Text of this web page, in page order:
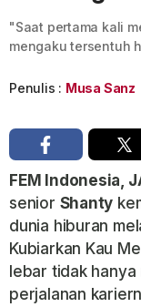
"Saat pertama kali
mengaku tersentuh
Penulis : Musa Sanz
FEM Indonesia,
senior Shanty
dunia hiburan
Kubiarkan Kau
lebar tidak
perjalanan